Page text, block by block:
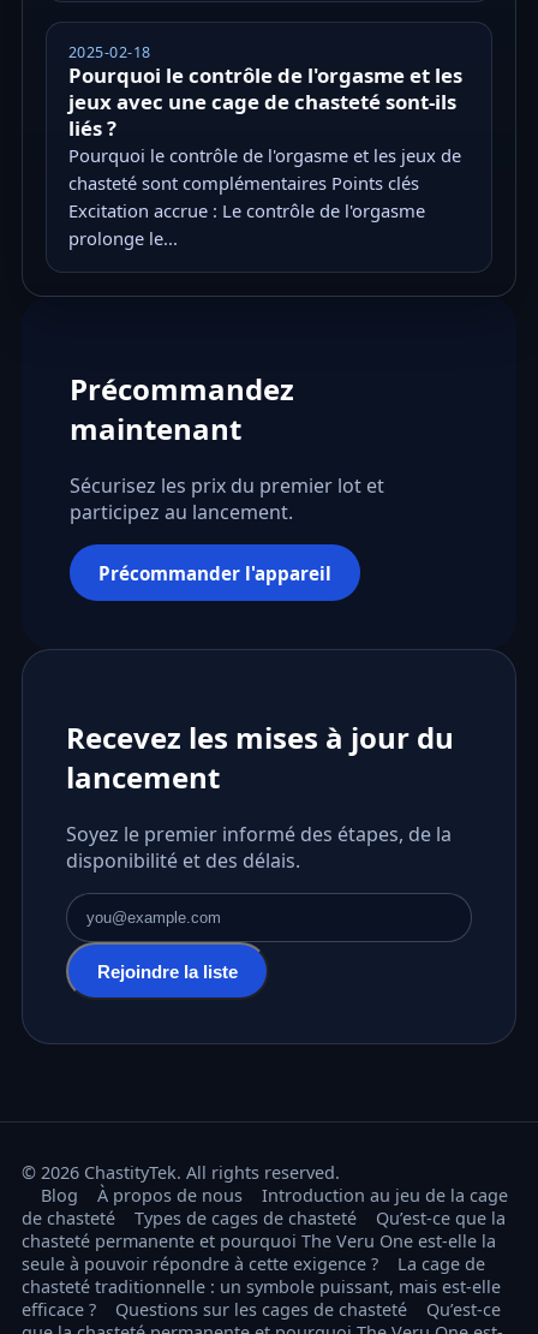
2025-02-18
Pourquoi le contrôle de l'orgasme et les
jeux avec une cage de chasteté sont-ils
liés ?
Pourquoi le contrôle de l'orgasme et les jeux de
chasteté sont complémentaires Points clés
Excitation accrue : Le contrôle de l'orgasme
prolonge le...
Précommandez
maintenant
Sécurisez les prix du premier lot et
participez au lancement.
Précommander l'appareil
Recevez les mises à jour du
lancement
Soyez le premier informé des étapes, de la
disponibilité et des délais.
Adresse e-mail
Rejoindre la liste
© 2026 ChastityTek. All rights reserved.
Blog
À propos de nous
Introduction au jeu de la cage
de chasteté
Types de cages de chasteté
Qu’est-ce que la
chasteté permanente et pourquoi The Veru One est-elle la
seule à pouvoir répondre à cette exigence ?
La cage de
chasteté traditionnelle : un symbole puissant, mais est-elle
efficace ?
Questions sur les cages de chasteté
Qu’est-ce